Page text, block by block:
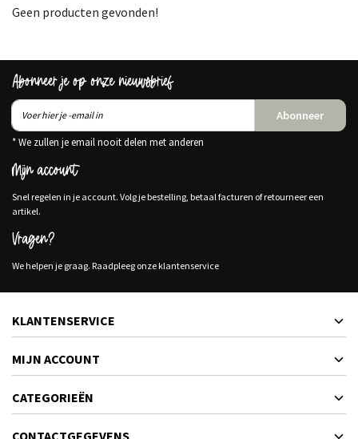
Geen producten gevonden!
Abonneer je op onze nieuwsbrief
Abonneer
* We zullen je email nooit delen met anderen
Mijn account
Snel regelen in je account. Volg je bestelling, betaal facturen of retourneer een
artikel.
Vragen?
We helpen je graag. Raadpleeg onze klantenservice
KLANTENSERVICE
MIJN ACCOUNT
CATEGORIEËN
CONTACTGEGEVENS